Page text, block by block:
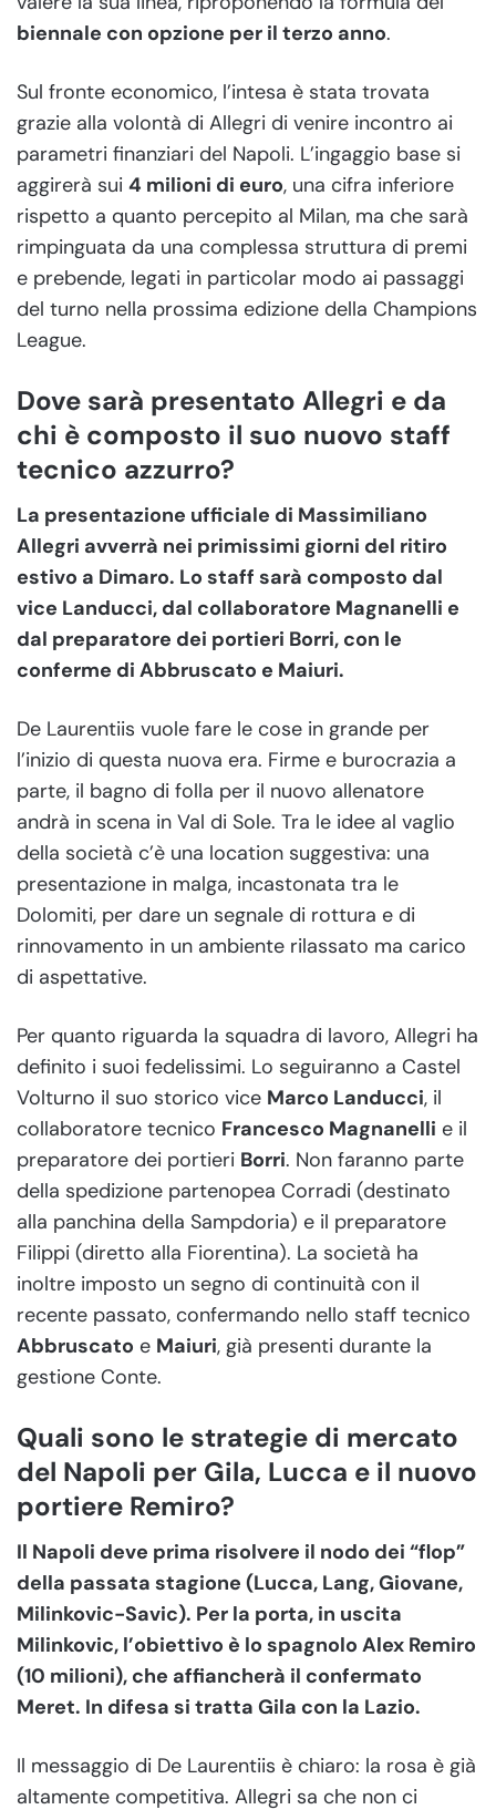
biennale con opzione per il terzo anno.
Sul fronte economico, l’intesa è stata trovata
grazie alla volontà di Allegri di venire incontro ai
parametri finanziari del Napoli. L’ingaggio base si
aggirerà sui 4 milioni di euro, una cifra inferiore
rispetto a quanto percepito al Milan, ma che sarà
rimpinguata da una complessa struttura di premi
e prebende, legati in particolar modo ai passaggi
del turno nella prossima edizione della Champions
League.
Dove sarà presentato Allegri e da
chi è composto il suo nuovo staff
tecnico azzurro?
La presentazione ufficiale di Massimiliano
Allegri avverrà nei primissimi giorni del ritiro
estivo a Dimaro. Lo staff sarà composto dal
vice Landucci, dal collaboratore Magnanelli e
dal preparatore dei portieri Borri, con le
conferme di Abbruscato e Maiuri.
De Laurentiis vuole fare le cose in grande per
l’inizio di questa nuova era. Firme e burocrazia a
parte, il bagno di folla per il nuovo allenatore
andrà in scena in Val di Sole. Tra le idee al vaglio
della società c’è una location suggestiva: una
presentazione in malga, incastonata tra le
Dolomiti, per dare un segnale di rottura e di
rinnovamento in un ambiente rilassato ma carico
di aspettative.
Per quanto riguarda la squadra di lavoro, Allegri ha
definito i suoi fedelissimi. Lo seguiranno a Castel
Volturno il suo storico vice Marco Landucci, il
collaboratore tecnico Francesco Magnanelli e il
preparatore dei portieri Borri. Non faranno parte
della spedizione partenopea Corradi (destinato
alla panchina della Sampdoria) e il preparatore
Filippi (diretto alla Fiorentina). La società ha
inoltre imposto un segno di continuità con il
recente passato, confermando nello staff tecnico
Abbruscato e Maiuri, già presenti durante la
gestione Conte.
Quali sono le strategie di mercato
del Napoli per Gila, Lucca e il nuovo
portiere Remiro?
Il Napoli deve prima risolvere il nodo dei “flop”
della passata stagione (Lucca, Lang, Giovane,
Milinkovic-Savic). Per la porta, in uscita
Milinkovic, l’obiettivo è lo spagnolo Alex Remiro
(10 milioni), che affiancherà il confermato
Meret. In difesa si tratta Gila con la Lazio.
Il messaggio di De Laurentiis è chiaro: la rosa è già
altamente competitiva. Allegri sa che non ci